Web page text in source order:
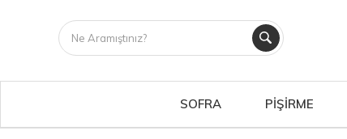
SOFRA PİŞİRME